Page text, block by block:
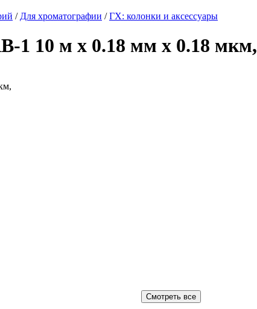
/ Для хроматографии /ГХ: колонки и аксессуары
1 10 м x 0.18 мм x 0.18 мкм,
Смотреть все